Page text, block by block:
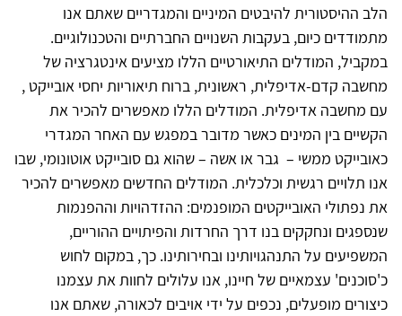
הלב ההיסטורית להיבטים המיניים והמגדריים שאתם אנו
מתמודדים כיום, בעקבות השנויים החברתיים והטכנולוגיים.
במקביל, המודלים התיאורטיים הללו מציעים אינטגרציה של
מחשבה קדם-אדיפלית, ראשונית, ברוח תיאוריות יחסי אובייקט ,
עם מחשבה אדיפלית. המודלים הללו מאפשרים להכיר את
הקשיים בין המינים כאשר מדובר במפגש עם האחר המגדרי
כאובייקט ממשי – גבר או אשה – שהוא גם סובייקט אוטונומי, שבו
אנו תלויים רגשית וכלכלית. המודלים החדשים מאפשרים להכיר
את נפתולי האובייקטים המופנמים: ההזדהויות וההפנמות
שנספגים ונחקקים בנו דרך החרדות והפיתויים ההוריים,
המשפיעים על התנהגויותינו ובחירותינו. כך, במקום לחוש
כ'סוכנים' עצמאיים של חיינו, אנו עלולים לחוות את עצמנו
כיצורים מופעלים, נכפים על ידי אויבים לכאורה, שאתם אנו